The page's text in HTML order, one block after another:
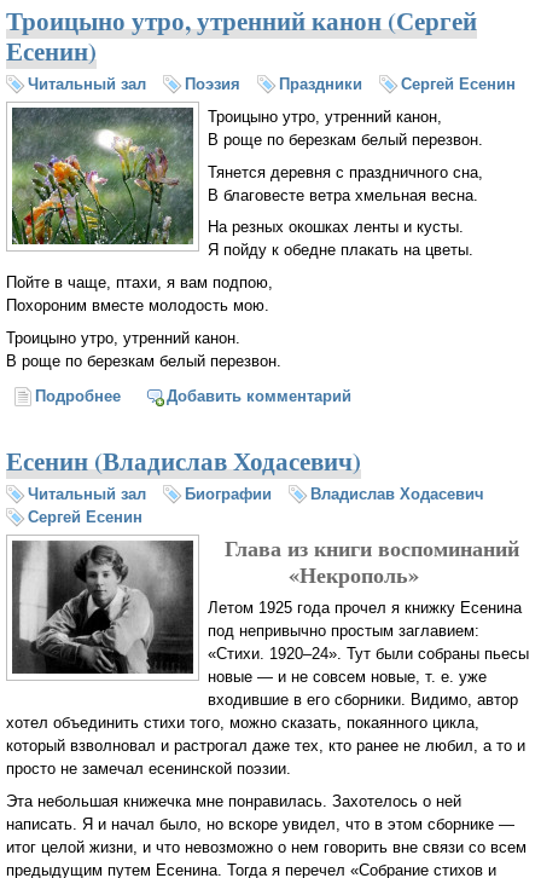
Троицыно утро, утренний канон (Сергей
Есенин)
Читальный зал Поэзия Праздники
Сергей Есенин
Троицыно утро, утренний канон,
В роще по березкам белый перезвон.
Тянется деревня с праздничного сна,
В благовесте ветра хмельная весна.
На резных окошках ленты и кусты.
Я пойду к обедне плакать на цветы.
Пойте в чаще, птахи, я вам подпою,
Похороним вместе молодость мою.
Троицыно утро, утренний канон.
В роще по березкам белый перезвон.
Подробнее о Троицыно утро, утренний канон (Сергей Есенин)
Добавить комментарий
Есенин (Владислав Ходасевич)
Читальный зал Биографии
Владислав Ходасевич
Сергей Есенин
Глава из книги воспоминаний
«Некрополь»
Летом 1925 года прочел я книжку Есенина
под непривычно простым заглавием:
«Стихи. 1920–24». Тут были собраны пьесы
новые — и не совсем новые, т. е. уже
входившие в его сборники. Видимо, автор
хотел объединить стихи того, можно сказать, покаянного цикла,
который взволновал и растрогал даже тех, кто ранее не любил, а то и
просто не замечал есенинской поэзии.
Эта небольшая книжечка мне понравилась. Захотелось о ней
написать. Я и начал было, но вскоре увидел, что в этом сборнике —
итог целой жизни, и что невозможно о нем говорить вне связи со всем
предыдущим путем Есенина. Тогда я перечел «Собрание стихов и